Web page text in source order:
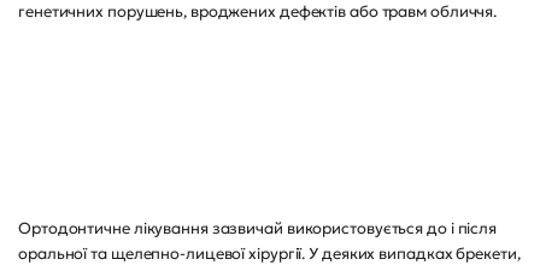
генетичних порушень, вроджених дефектів або травм обличчя.
Ортодонтичне лікування зазвичай використовується до і після
оральної та щелепно-лицевої хірургії. У деяких випадках брекети,